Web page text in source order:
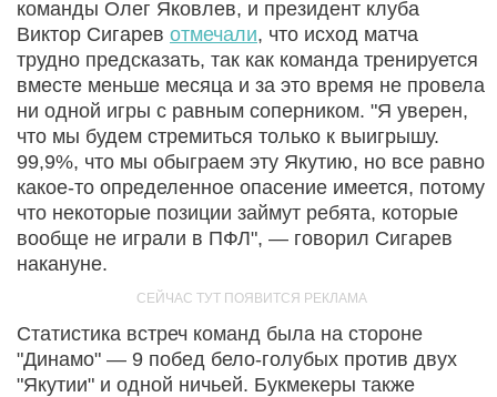
команды Олег Яковлев, и президент клуба
Виктор Сигарев отмечали, что исход матча
трудно предсказать, так как команда тренируется
вместе меньше месяца и за это время не провела
ни одной игры с равным соперником. "Я уверен,
что мы будем стремиться только к выигрышу.
99,9%, что мы обыграем эту Якутию, но все равно
какое-то определенное опасение имеется, потому
что некоторые позиции займут ребята, которые
вообще не играли в ПФЛ", — говорил Сигарев
накануне.
Статистика встреч команд была на стороне
"Динамо" — 9 побед бело-голубых против двух
"Якутии" и одной ничьей. Букмекеры также